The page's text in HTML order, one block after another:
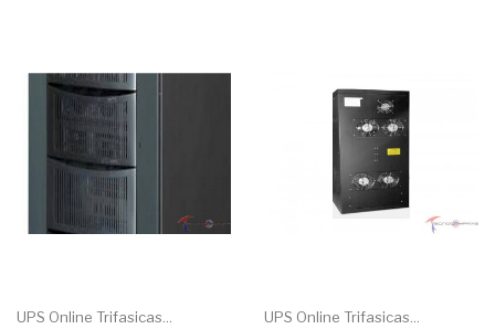
UPS Online Trifasicas...
UPS Online Trifasicas...